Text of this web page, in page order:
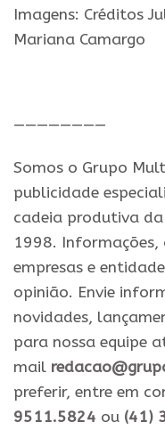
Imagens: Créditos
Mariana Camargo
————————
Somos o Grupo
publicidade
cadeia produtiva
1998. Informações,
empresas e
opinião. Envie
novidades,
para nossa equipe
mail
preferir, entre em
9511.5824 ou (41)